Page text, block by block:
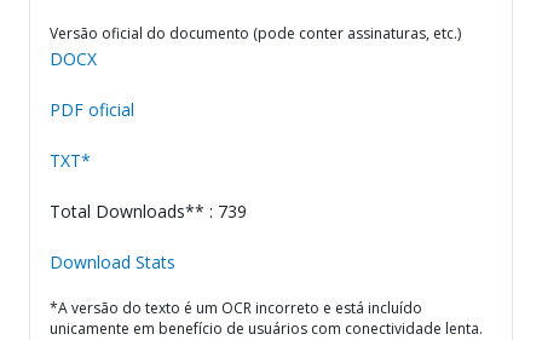
Versão oficial do documento (pode conter assinaturas, etc.)
DOCX
PDF oficial
TXT*
Total Downloads** : 739
Download Stats
*A versão do texto é um OCR incorreto e está incluído
unicamente em benefício de usuários com conectividade lenta.